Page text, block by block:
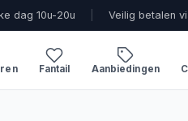
dag 10u-20u Veilig betalen
Fantail Aanbiedingen